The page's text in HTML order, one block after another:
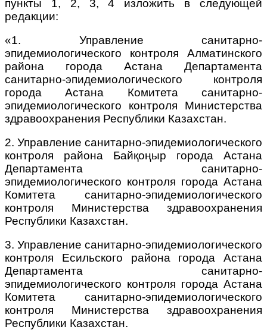
пункты 1, 2, 3, 4 изложить в следующей
редакции:
«1. Управление санитарно-
эпидемиологического контроля Алматинского
района города Астана Департамента
санитарно-эпидемиологического контроля
города Астана Комитета санитарно-
эпидемиологического контроля Министерства
здравоохранения Республики Казахстан.
2. Управление санитарно-эпидемиологического
контроля района Байқоңыр города Астана
Департамента санитарно-
эпидемиологического контроля города Астана
Комитета санитарно-эпидемиологического
контроля Министерства здравоохранения
Республики Казахстан.
3. Управление санитарно-эпидемиологического
контроля Есильского района города Астана
Департамента санитарно-
эпидемиологического контроля города Астана
Комитета санитарно-эпидемиологического
контроля Министерства здравоохранения
Республики Казахстан.